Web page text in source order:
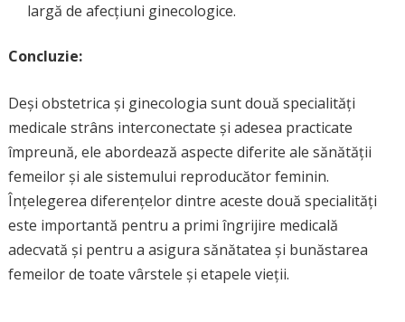
largă de afecțiuni ginecologice.
Concluzie:
Deși obstetrica și ginecologia sunt două specialități
medicale strâns interconectate și adesea practicate
împreună, ele abordează aspecte diferite ale sănătății
femeilor și ale sistemului reproducător feminin.
Înțelegerea diferențelor dintre aceste două specialități
este importantă pentru a primi îngrijire medicală
adecvată și pentru a asigura sănătatea și bunăstarea
femeilor de toate vârstele și etapele vieții.